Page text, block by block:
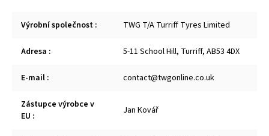
Výrobní společnost : TWG T/A Turriff Tyres Limited
Adresa : 5-11 School Hill, Turriff, AB53 4DX
E-mail : contact@twgonline.co.uk
Zástupce výrobce v
EU : Jan Kovář